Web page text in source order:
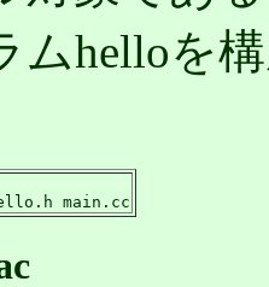
ムhelloを
main.cc